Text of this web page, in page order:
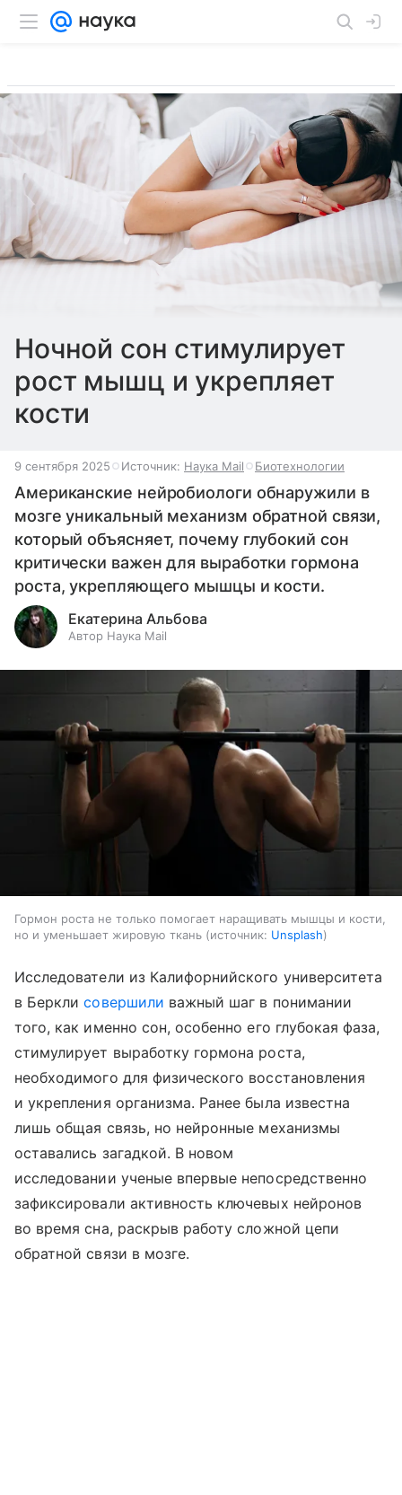
Ночной сон стимулирует
рост мышц и укрепляет
кости
9 сентября 2025 Источник: Наука Mail Биотехнологии
Американские нейробиологи обнаружили в
мозге уникальный механизм обратной связи,
который объясняет, почему глубокий сон
критически важен для выработки гормона
роста, укрепляющего мышцы и кости.
Екатерина Альбова
Автор Наука Mail
Гормон роста не только помогает наращивать мышцы и кости,
но и уменьшает жировую ткань
источник: Unsplash
Исследователи из Калифорнийского университета
в Берклисовершили важный шаг в понимании
того, как именно сон, особенно его глубокая фаза,
стимулирует выработку гормона роста,
необходимого для физического восстановления
и укрепления организма. Ранее была известна
лишь общая связь, но нейронные механизмы
оставались загадкой. В новом
исследовании ученые впервые непосредственно
зафиксировали активность ключевых нейронов
во время сна, раскрыв работу сложной цепи
обратной связи в мозге.